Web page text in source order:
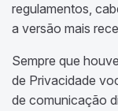
regulamentos,
a versão mais
Sempre que
de Privacidade
de comunicação